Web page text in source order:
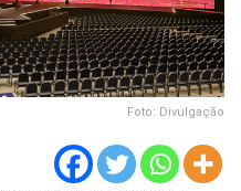
Foto: Divulgação